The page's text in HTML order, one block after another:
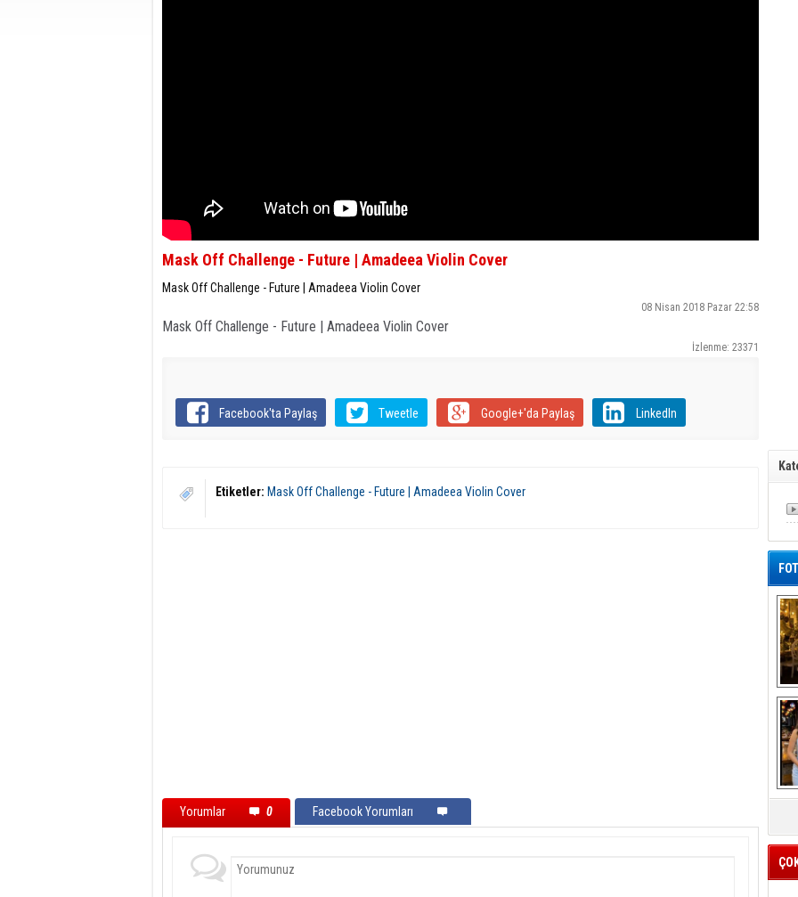
Mask Off Challenge - Future | Amadeea Violin Cover
Mask Off Challenge - Future | Amadeea Violin Cover
08 Nisan 2018 Pazar 22:58
Mask Off Challenge - Future | Amadeea Violin Cover
İzlenme: 23371
Facebook'ta Paylaş Tweetle Google+'da Paylaş LinkedIn
Etiketler: Mask Off Challenge - Future | Amadeea Violin Cover
Yorumlar 0 Facebook Yorumları